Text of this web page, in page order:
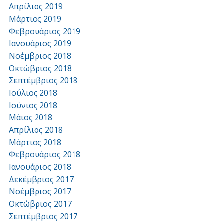
Απρίλιος 2019
Μάρτιος 2019
Φεβρουάριος 2019
Ιανουάριος 2019
Νοέμβριος 2018
Οκτώβριος 2018
Σεπτέμβριος 2018
Ιούλιος 2018
Ιούνιος 2018
Μάιος 2018
Απρίλιος 2018
Μάρτιος 2018
Φεβρουάριος 2018
Ιανουάριος 2018
Δεκέμβριος 2017
Νοέμβριος 2017
Οκτώβριος 2017
Σεπτέμβριος 2017